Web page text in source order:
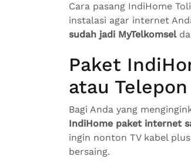
Cara pasang IndiHome
instalasi agar internet
sudah jadi MyTelkomsel
Paket
atau
Bagi Anda yang
IndiHome paket internet
ingin nonton TV kabel
bersaing.